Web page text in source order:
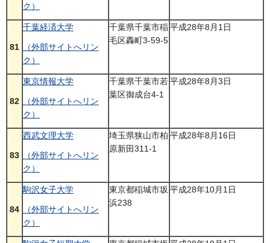
ク）
81
千葉経済大学
（外部サイトへリン
ク）
千葉県千葉市稲
毛区轟町3-59-5
平成28年8月1日
82
東京情報大学
（外部サイトへリン
ク）
千葉県千葉市若
葉区御成台4-1
平成28年8月3日
83
西武文理大学
（外部サイトへリン
ク）
埼玉県狭山市柏
原新田311-1
平成28年8月16日
84
駒沢女子大学
（外部サイトへリン
ク）
東京都稲城市坂
浜238
平成28年10月1日